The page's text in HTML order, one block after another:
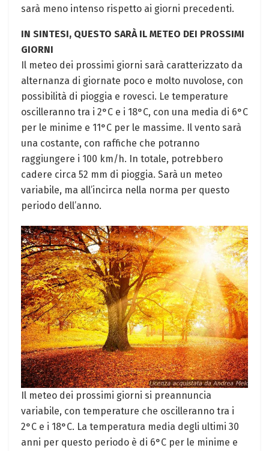
sarà meno intenso rispetto ai giorni precedenti.
IN SINTESI, QUESTO SARÀ IL METEO DEI PROSSIMI
GIORNI
Il meteo dei prossimi giorni sarà caratterizzato da
alternanza di giornate poco e molto nuvolose, con
possibilità di pioggia e rovesci. Le temperature
oscilleranno tra i 2°C e i 18°C, con una media di 6°C
per le minime e 11°C per le massime. Il vento sarà
una costante, con raffiche che potranno
raggiungere i 100 km/h. In totale, potrebbero
cadere circa 52 mm di pioggia. Sarà un meteo
variabile, ma all’incirca nella norma per questo
periodo dell’anno.
Il meteo dei prossimi giorni si preannuncia
variabile, con temperature che oscilleranno tra i
2°C e i 18°C. La temperatura media degli ultimi 30
anni per questo periodo è di 6°C per le minime e